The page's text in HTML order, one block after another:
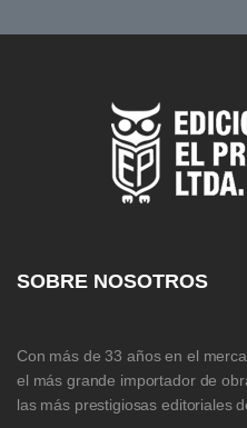
SOBRE NOSOTROS
Con más de 33 años en el
el más grande importador de
las más prestigiosas editoriales